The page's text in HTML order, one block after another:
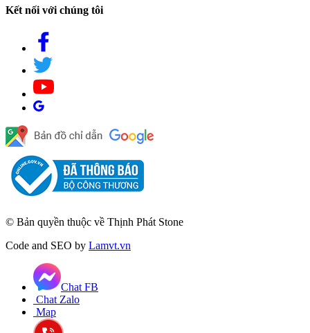
Kết nối với chúng tôi
© Bản quyền thuộc về Thịnh Phát Stone
Code and SEO by Lamvt.vn
Chat FB
Chat Zalo
Map